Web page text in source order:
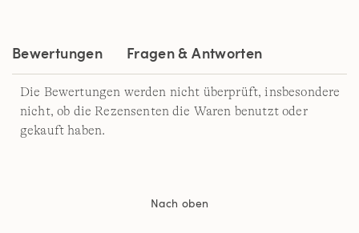
Bewertungen Fragen & Antworten
Die Bewertungen werden nicht überprüft, insbesondere
nicht, ob die Rezensenten die Waren benutzt oder
gekauft haben.
Nach oben